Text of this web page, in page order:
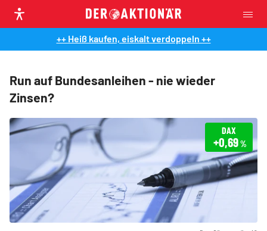
++ Heiß kaufen, eiskalt verdoppeln ++
Run auf Bundesanleihen - nie wieder
Zinsen?
DAX
+0,69%